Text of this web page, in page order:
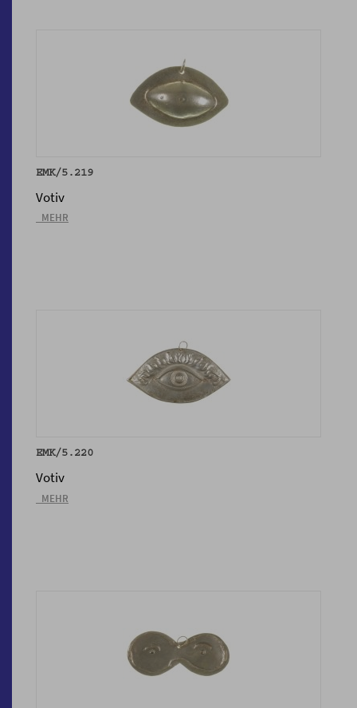
EMK/5.219
Votiv
_MEHR
EMK/5.220
Votiv
_MEHR